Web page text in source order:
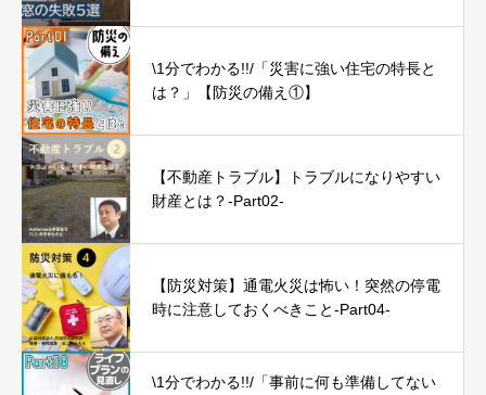
\1分でわかる!!/「災害に強い住宅の特長と
は？」【防災の備え①】
【不動産トラブル】トラブルになりやすい
財産とは？-Part02-
【防災対策】通電火災は怖い！突然の停電
時に注意しておくべきこと-Part04-
\1分でわかる!!/「事前に何も準備してない